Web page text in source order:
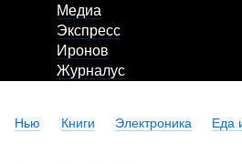
Медиа
Экспресс
Иронов
Журналус
Нью Книги Электроника Еда